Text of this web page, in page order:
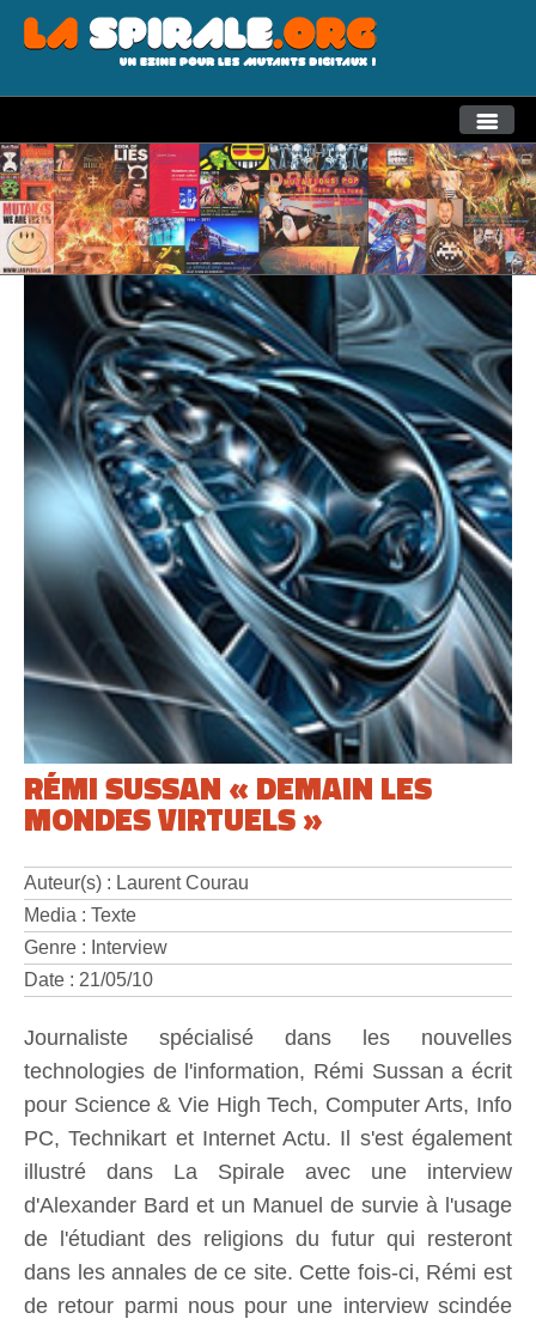
THEMES
RECHERCHE AVANCEE
LA SPIRALE
RÉMI SUSSAN « DEMAIN LES
MONDES VIRTUELS »
Auteur(s) : Laurent Courau
Media : Texte
Genre : Interview
Date : 21/05/10
Journaliste spécialisé dans les nouvelles
technologies de l'information, Rémi Sussan a écrit
pour Science & Vie High Tech, Computer Arts, Info
PC, Technikart et Internet Actu. Il s'est également
illustré dans La Spirale avec une interview
d'Alexander Bard et un Manuel de survie à l'usage
de l'étudiant des religions du futur qui resteront
dans les annales de ce site. Cette fois-ci, Rémi est
de retour parmi nous pour une interview scindée